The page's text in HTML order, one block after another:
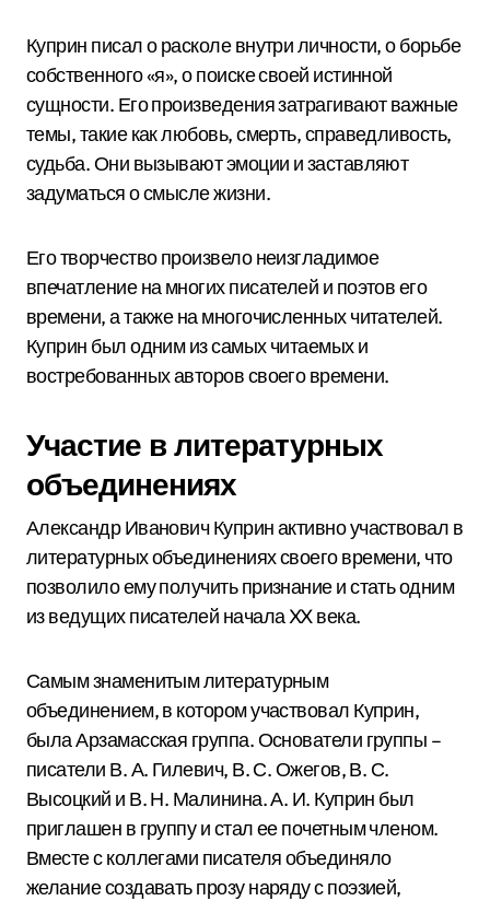
Куприн писал о расколе внутри личности, о борьбе
собственного «я», о поиске своей истинной
сущности. Его произведения затрагивают важные
темы, такие как любовь, смерть, справедливость,
судьба. Они вызывают эмоции и заставляют
задуматься о смысле жизни.
Его творчество произвело неизгладимое
впечатление на многих писателей и поэтов его
времени, а также на многочисленных читателей.
Куприн был одним из самых читаемых и
востребованных авторов своего времени.
Участие в литературных
объединениях
Александр Иванович Куприн активно участвовал в
литературных объединениях своего времени, что
позволило ему получить признание и стать одним
из ведущих писателей начала XX века.
Самым знаменитым литературным
объединением, в котором участвовал Куприн,
была Арзамасская группа. Основатели группы –
писатели В. А. Гилевич, В. С. Ожегов, В. С.
Высоцкий и В. Н. Малинина. А. И. Куприн был
приглашен в группу и стал ее почетным членом.
Вместе с коллегами писателя объединяло
желание создавать прозу наряду с поэзией,